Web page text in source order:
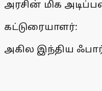
அரசின் மிக
கட்டுரையாளர்:
அகில இந்திய